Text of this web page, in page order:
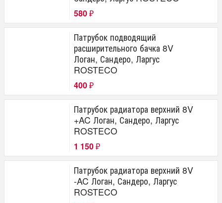
580 ₽
Патрубок подводящий
расширительного бачка 8V
Логан, Сандеро, Ларгус
ROSTECO
400 ₽
Патрубок радиатора верхний 8V
+AC Логан, Сандеро, Ларгус
ROSTECO
1 150 ₽
Патрубок радиатора верхний 8V
-AC Логан, Сандеро, Ларгус
ROSTECO